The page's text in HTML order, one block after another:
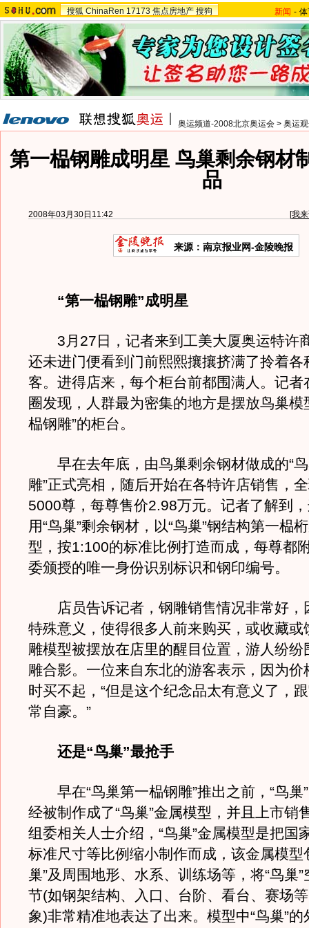
搜狐 ChinaRen 17173 焦点房地产 搜狗 新闻 -
奥运频道-2008北京奥运会 > 奥运
第一榀钢雕成明星 鸟巢剩余钢材
品
2008年03月30日11:42 [我
来源：南京报业网-金陵晚报
“第一榀钢雕”成明星
3月27日，记者来到工美大厦奥运特许
还未进门便看到门前熙熙攘攘挤满了拎着各
客。进得店来，每个柜台前都围满人。记者
圈发现，人群最为密集的地方是摆放鸟巢模
榀钢雕”的柜台。
早在去年底，由鸟巢剩余钢材做成的“鸟
雕”正式亮相，随后开始在各特许店销售，
5000尊，每尊售价2.98万元。记者了解到
用“鸟巢”剩余钢材，以“鸟巢”钢结构第一榀
型，按1:100的标准比例打造而成，每尊都
委颁授的唯一身份识别标识和钢印编号。
店员告诉记者，钢雕销售情况非常好，
特殊意义，使得很多人前来购买，或收藏或
雕模型被摆放在店里的醒目位置，游人纷纷
雕合影。一位来自东北的游客表示，因为价
时买不起，“但是这个纪念品太有意义了，
常自豪。”
还是“鸟巢”最抢手
早在“鸟巢第一榀钢雕”推出之前，“鸟巢
经被制作成了“鸟巢”金属模型，并且上市销
组委相关人士介绍，“鸟巢”金属模型是把国
标准尺寸等比例缩小制作而成，该金属模型
巢”及周围地形、水系、训练场等，将“鸟巢
节(如钢架结构、入口、台阶、看台、赛场
象)非常精准地表达了出来。模型中“鸟巢”